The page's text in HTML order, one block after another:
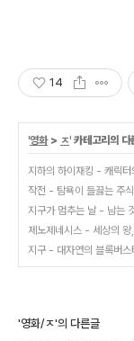
14
'영화> ㅈ' 카테고리의 다
지하의 하이재킹 - 캐릭터
작전 - 탐욕이 들끓는 주
지구가 멈추는 날 - 남는
제노제네시스 - 세상의
지구 - 대자연의 블록버스
'영화/ㅈ'의 다른글